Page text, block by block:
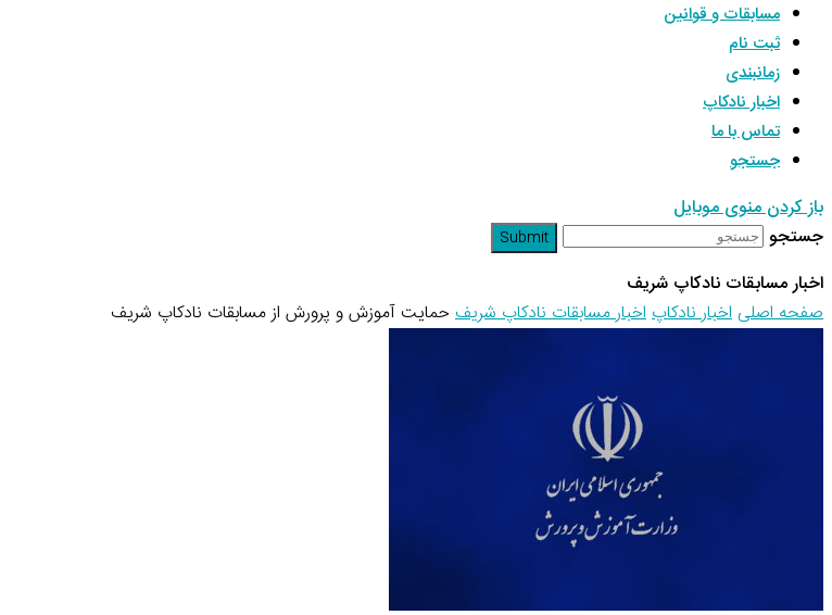
مسابقات و قوانین
ثبت نام
زمانبندی
اخبار نادکاپ
تماس با ما
جستجو
باز کردن منوی موبایل
جستجو
Submit
اخبار مسابقات نادکاپ شریف
صفحه اصلی اخبار نادکاپاخبار مسابقات نادکاپ شریف حمایت آموزش و پرورش از مسابقات نادکاپ شریف